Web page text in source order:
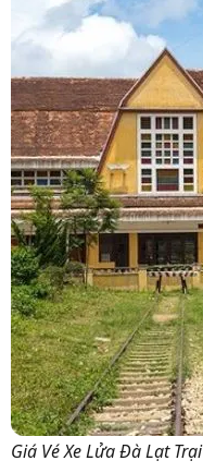
Giá Vé Xe Lửa Đà Lạt